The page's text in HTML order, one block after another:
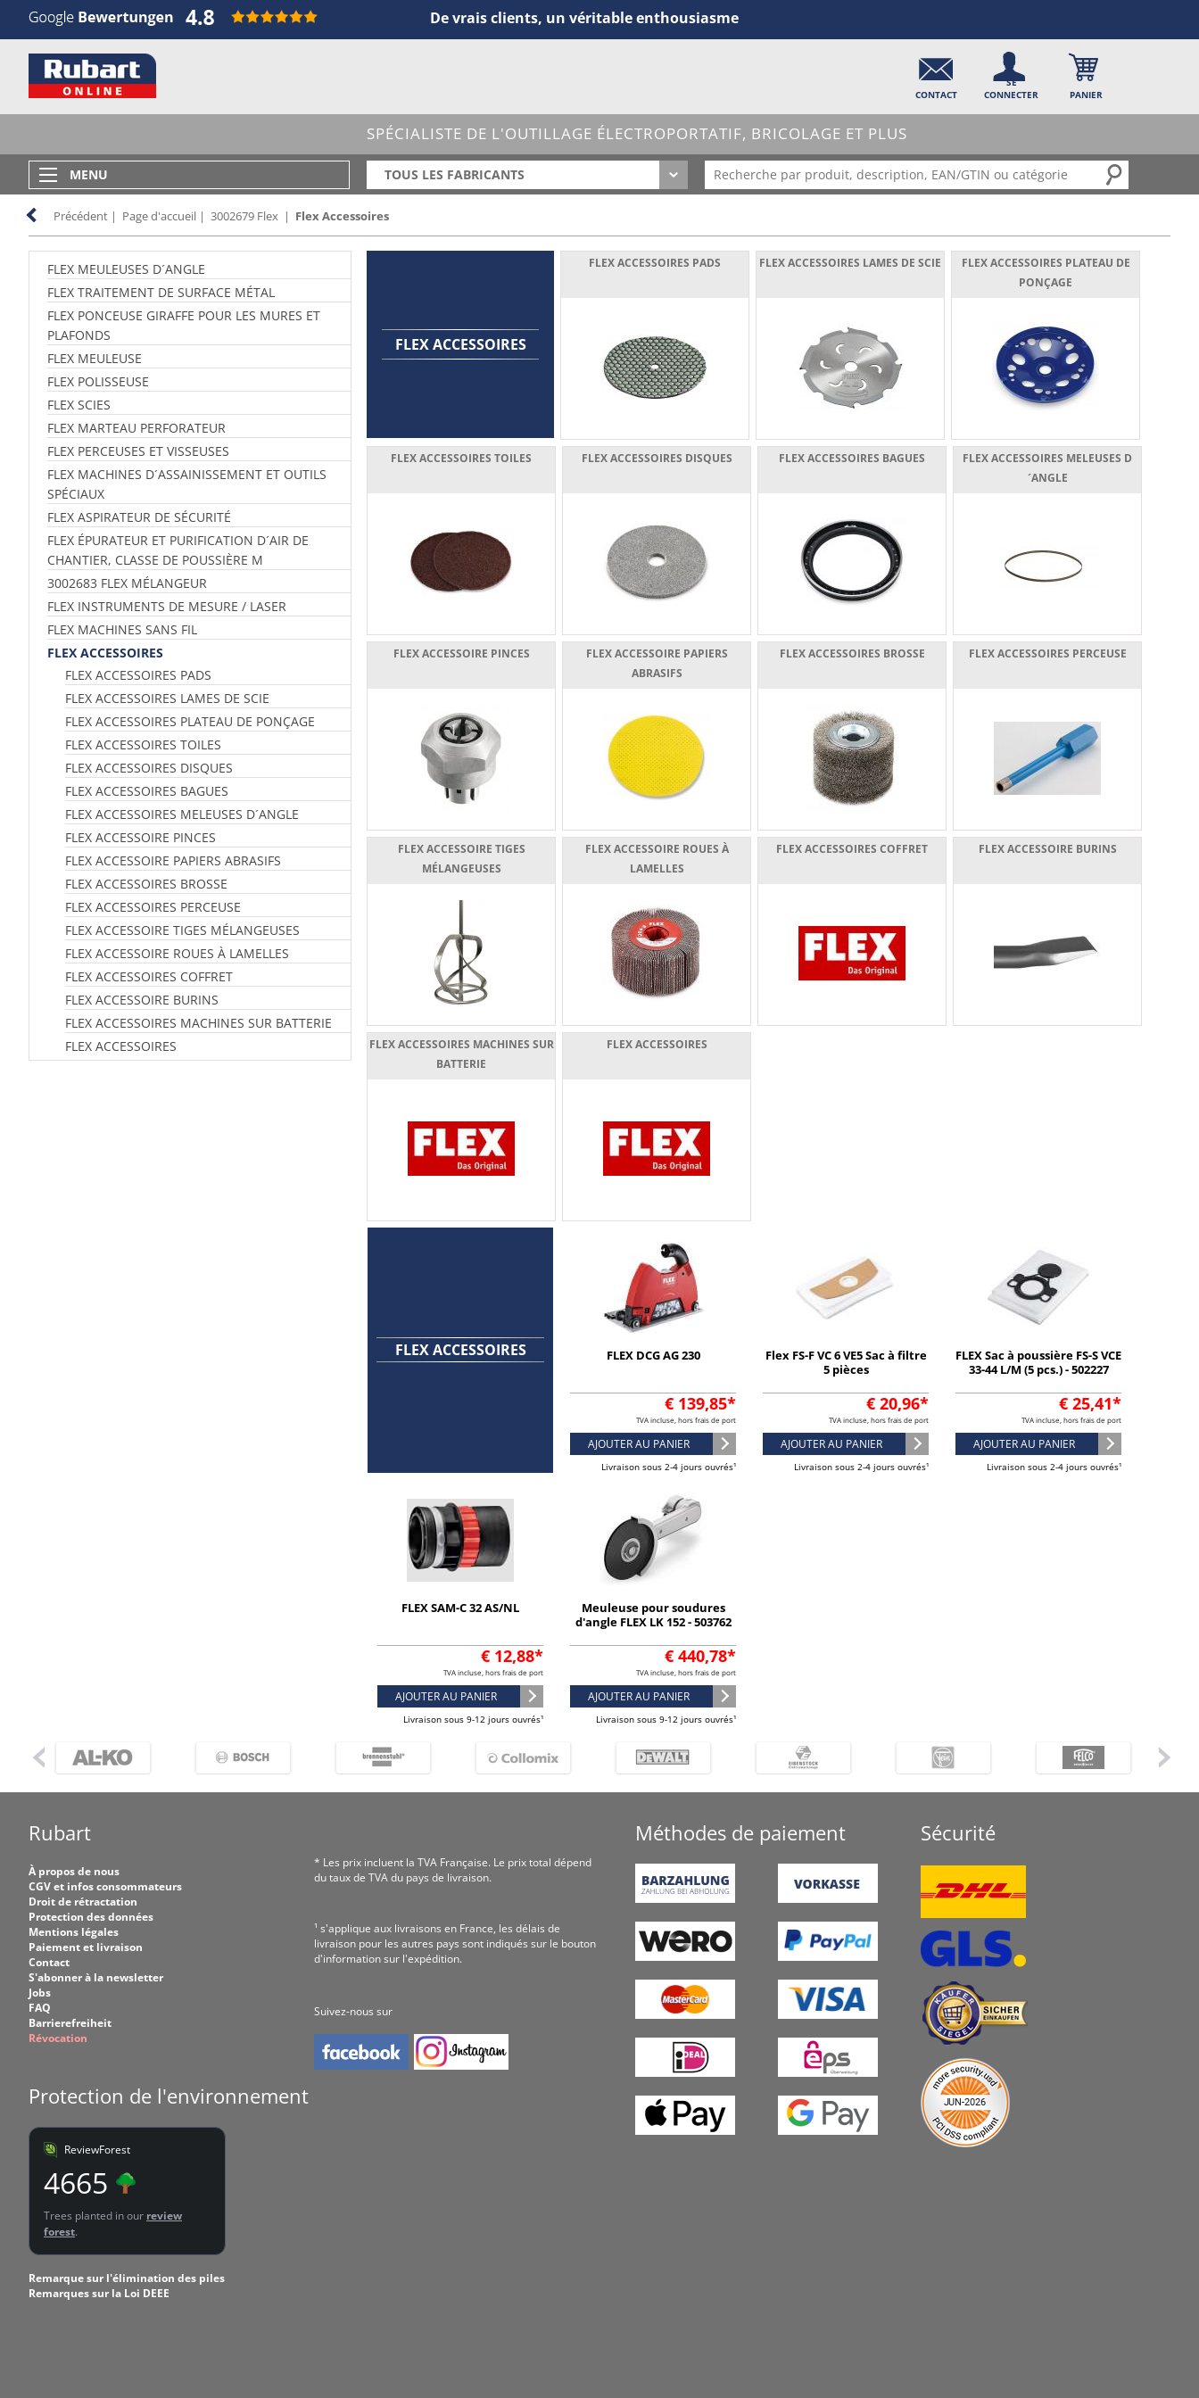
De vrais clients, un véritable enthousiasme
CONTACT
SE
CONNECTER
PANIER
SPÉCIALISTE DE L'OUTILLAGE ÉLECTROPORTATIF, BRICOLAGE ET PLUS
MENU TOUS LES FABRICANTS
Précédent | Page d'accueil | 3002679 Flex | Flex Accessoires
FLEX MEULEUSES D´ANGLE
FLEX TRAITEMENT DE SURFACE MÉTAL
FLEX PONCEUSE GIRAFFE POUR LES MURES ET
PLAFONDS
FLEX MEULEUSE
FLEX POLISSEUSE
FLEX SCIES
FLEX MARTEAU PERFORATEUR
FLEX PERCEUSES ET VISSEUSES
FLEX MACHINES D´ASSAINISSEMENT ET OUTILS
SPÉCIAUX
FLEX ASPIRATEUR DE SÉCURITÉ
FLEX ÉPURATEUR ET PURIFICATION D´AIR DE
CHANTIER, CLASSE DE POUSSIÈRE M
3002683 FLEX MÉLANGEUR
FLEX INSTRUMENTS DE MESURE / LASER
FLEX MACHINES SANS FIL
FLEX ACCESSOIRES
FLEX ACCESSOIRES PADS
FLEX ACCESSOIRES LAMES DE SCIE
FLEX ACCESSOIRES PLATEAU DE PONÇAGE
FLEX ACCESSOIRES TOILES
FLEX ACCESSOIRES DISQUES
FLEX ACCESSOIRES BAGUES
FLEX ACCESSOIRES MELEUSES D´ANGLE
FLEX ACCESSOIRE PINCES
FLEX ACCESSOIRE PAPIERS ABRASIFS
FLEX ACCESSOIRES BROSSE
FLEX ACCESSOIRES PERCEUSE
FLEX ACCESSOIRE TIGES MÉLANGEUSES
FLEX ACCESSOIRE ROUES À LAMELLES
FLEX ACCESSOIRES COFFRET
FLEX ACCESSOIRE BURINS
FLEX ACCESSOIRES MACHINES SUR BATTERIE
FLEX ACCESSOIRES
FLEX ACCESSOIRES
FLEX ACCESSOIRES PADS FLEX ACCESSOIRES LAMES DE SCIE
FLEX ACCESSOIRES PLATEAU DE
PONÇAGE
FLEX ACCESSOIRES TOILES FLEX ACCESSOIRES DISQUES FLEX ACCESSOIRES BAGUES
FLEX ACCESSOIRES MELEUSES D
´ANGLE
FLEX ACCESSOIRE PINCES
FLEX ACCESSOIRE PAPIERS
ABRASIFS
FLEX ACCESSOIRES BROSSE FLEX ACCESSOIRES PERCEUSE
FLEX ACCESSOIRE TIGES
MÉLANGEUSES
FLEX ACCESSOIRE ROUES À
LAMELLES
FLEX ACCESSOIRES COFFRET FLEX ACCESSOIRE BURINS
FLEX ACCESSOIRES MACHINES SUR
BATTERIE
FLEX ACCESSOIRES
FLEX ACCESSOIRES FLEX DCG AG 230
€ 139,85*
TVA incluse, hors frais de port
AJOUTER AU PANIER
Livraison sous 2-4 jours ouvrés¹
Flex FS-F VC 6 VE5 Sac à filtre
5 pièces
€ 20,96*
TVA incluse, hors frais de port
AJOUTER AU PANIER
Livraison sous 2-4 jours ouvrés¹
FLEX Sac à poussière FS-S VCE
33-44 L/M (5 pcs.) - 502227
€ 25,41*
TVA incluse, hors frais de port
AJOUTER AU PANIER
Livraison sous 2-4 jours ouvrés¹
FLEX SAM-C 32 AS/NL
€ 12,88*
TVA incluse, hors frais de port
AJOUTER AU PANIER
Livraison sous 9-12 jours ouvrés¹
Meuleuse pour soudures
d'angle FLEX LK 152 - 503762
€ 440,78*
TVA incluse, hors frais de port
AJOUTER AU PANIER
Livraison sous 9-12 jours ouvrés¹
Rubart
À propos de nous
CGV et infos consommateurs
Droit de rétractation
Protection des données
Mentions légales
Paiement et livraison
Contact
S'abonner à la newsletter
Jobs
FAQ
Barrierefreiheit
Révocation
Protection de l'environnement
ReviewForest
4665
Trees planted in our review
forest.
Remarque sur l'élimination des piles
Remarques sur la Loi DEEE
* Les prix incluent la TVA Fran­çaise. Le prix total dépend
du taux de TVA du pays de livraison.
¹ s'applique aux livraisons en France, les délais de
livraison pour les autres pays sont indiqués sur le bouton
d'information sur l'expédition.
Suivez-nous sur
Méthodes de paiement Sécurité